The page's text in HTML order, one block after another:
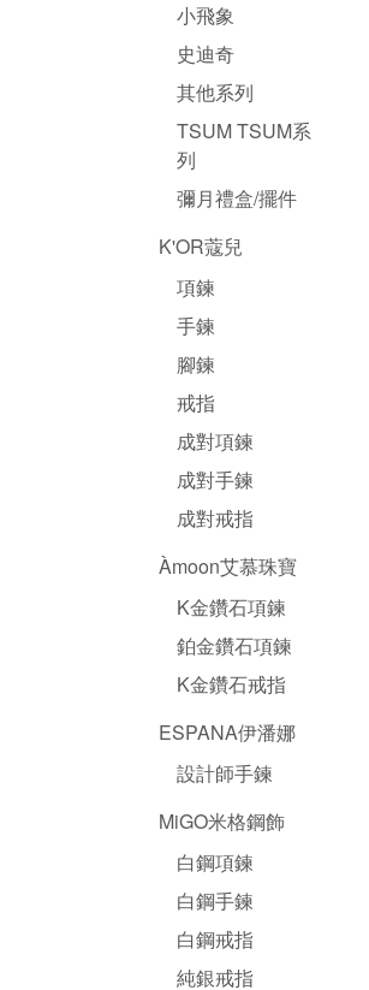
小飛象
史迪奇
其他系列
TSUM TSUM系
列
彌月禮盒/擺件
K'OR蔻兒
項鍊
手鍊
腳鍊
戒指
成對項鍊
成對手鍊
成對戒指
Àmoon艾慕珠寶
K金鑽石項鍊
鉑金鑽石項鍊
K金鑽石戒指
ESPANA伊潘娜
設計師手鍊
MiGO米格鋼飾
白鋼項鍊
白鋼手鍊
白鋼戒指
純銀戒指